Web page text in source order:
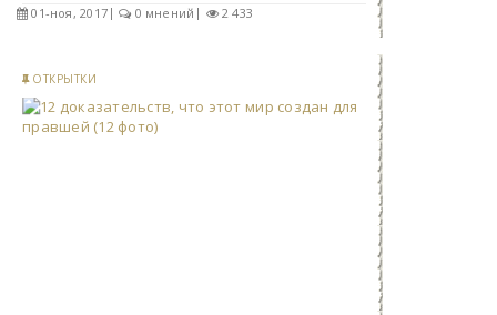
01-ноя, 2017 0 мнений 2 433
ОТКРЫТКИ